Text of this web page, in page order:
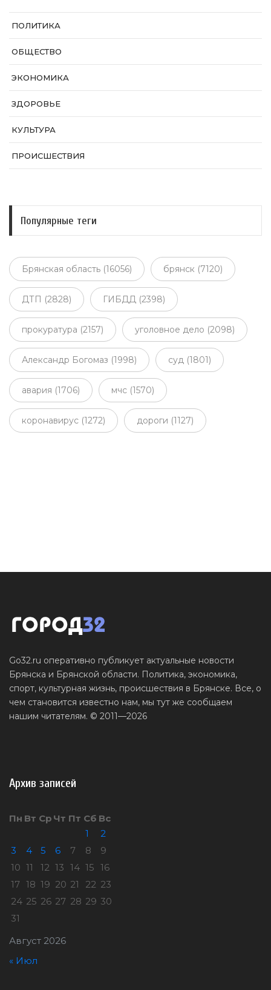
ПОЛИТИКА
ОБЩЕСТВО
ЭКОНОМИКА
ЗДОРОВЬЕ
КУЛЬТУРА
ПРОИСШЕСТВИЯ
Популярные теги
Брянская область (16056) брянск (7120)
ДТП (2828) ГИБДД (2398)
прокуратура (2157) уголовное дело (2098)
Александр Богомаз (1998) суд (1801)
авария (1706) мчс (1570)
коронавирус (1272) дороги (1127)
Go32.ru оперативно публикует актуальные новости
Брянска и Брянской области. Политика, экономика,
спорт, культурная жизнь, происшествия в Брянске. Все, о
чем становится известно нам, мы тут же сообщаем
нашим читателям. © 2011—2026
Архив записей
Август 2026
Пн Вт Ср Чт Пт Сб Вс
1
2
3
4 5 6 7 8
9
10 11 12 13 14 15 16
17 18 19 20 21 22 23
24 25 26 27 28 29 30
31
« Июл